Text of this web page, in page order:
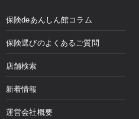
保険deあんしん館コラム
保険選びのよくあるご質問
店舗検索
新着情報
運営会社概要